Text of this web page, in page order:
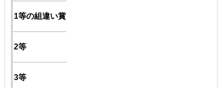
1等の組違い賞
2等
3等